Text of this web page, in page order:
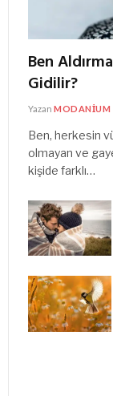
Ben
Gidilir?
Yazan MODANIUM
Ben, herkesin
olmayan ve
kişide farklı…